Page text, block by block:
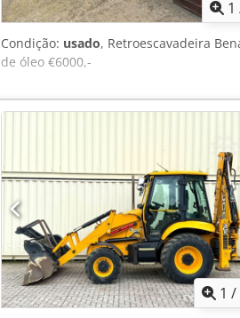
1
Condição: usado, Retroescavadeira
de óleo €6000,-
1 /